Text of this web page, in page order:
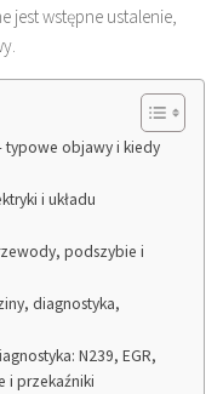
wstępne ustalenie,
objawy i kiedy
i układu
podszybie i
diagnostyka,
N239, EGR,
i przekaźniki